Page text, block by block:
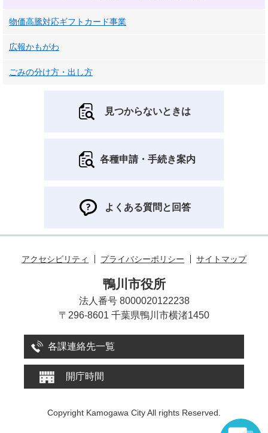
物価高騰対応ギフトカード事業
広報かもがわ
ごみの分け方・出し方
見つからないときは
各種申請・手続き案内
よくある質問と回答
アクセシビリティ プライバシーポリシー サイトマップ
鴨川市役所
法人番号 8000020122238
〒296-8601 千葉県鴨川市横渚1450
各課連絡先一覧
開庁時間
Copyright Kamogawa City All rights Reserved.